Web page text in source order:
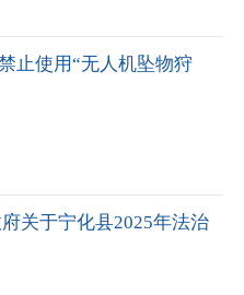
止使用“无人机坠物狩
关于宁化县2025年法治